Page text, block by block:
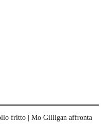
fritto | Mo Gilligan affronta